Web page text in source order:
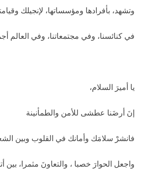
وتشهد، بأفرادها ومؤسساتها، لإنجيلك
في كنائسنا، وفي مجتمعاتنا، وفي العالم
يا أميرَ السلام،
إنَ أرضَنا عطشى للأمن والطمأنينة
فانشرْ سلامَك وأمانك في القلوب وبين
واجعل الحوارَ خصبا ، والتعاونَ مثمرا، بين